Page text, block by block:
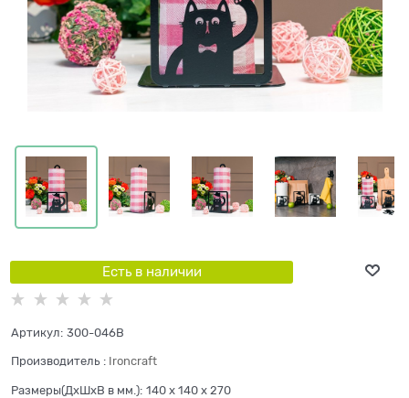
Есть в наличии
Артикул: 300-046B
Производитель : Ironcraft
Размеры(ДхШхВ в мм.): 140 x 140 x 270